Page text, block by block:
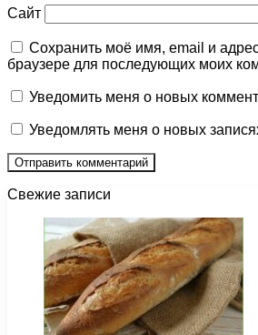
Сайт
Сохранить моё имя, email и
браузере для последующих моих
Уведомить меня о новых
Уведомлять меня о новых
Свежие записи